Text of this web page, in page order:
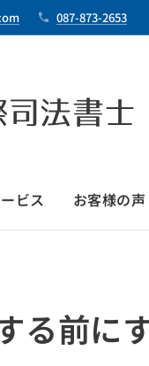
087-873-2653
法書士
ビス お客様の
る前に